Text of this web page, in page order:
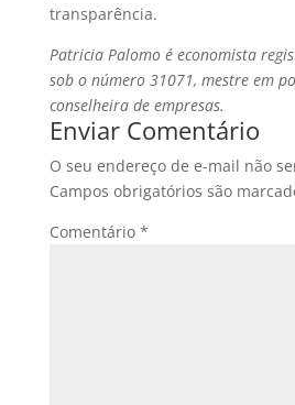
transparência.
Patricia Palomo é economista
sob o número 31071, mestre em
conselheira de empresas.
Enviar Comentário
O seu endereço de e-mail não
Campos obrigatórios são
Comentário *